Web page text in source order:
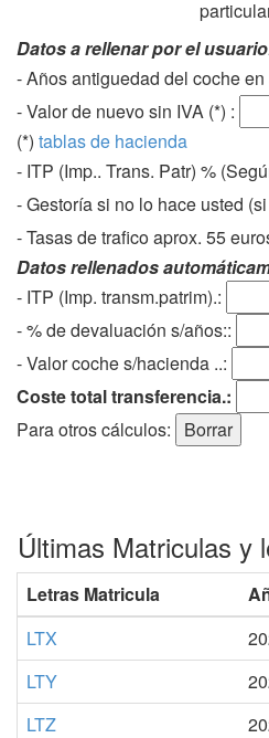
Datos a rellenar por el usuario
- Años antiguedad del coche
- Valor de nuevo sin IVA (*) :
(*) tablas de hacienda
- ITP (Imp.. Trans. Patr) %
- Gestoría si no lo hace usted
-Tasas de trafico aprox. 55
Datos rellenados
- ITP (Imp. transm.patrim).:
- % de devaluación s/años::
- Valor coche s/hacienda ..:
Coste total transferencia.:
Para otros cálculos:
Últimas Matriculas y
Letras Matricula
LTX
LTY
LTZ